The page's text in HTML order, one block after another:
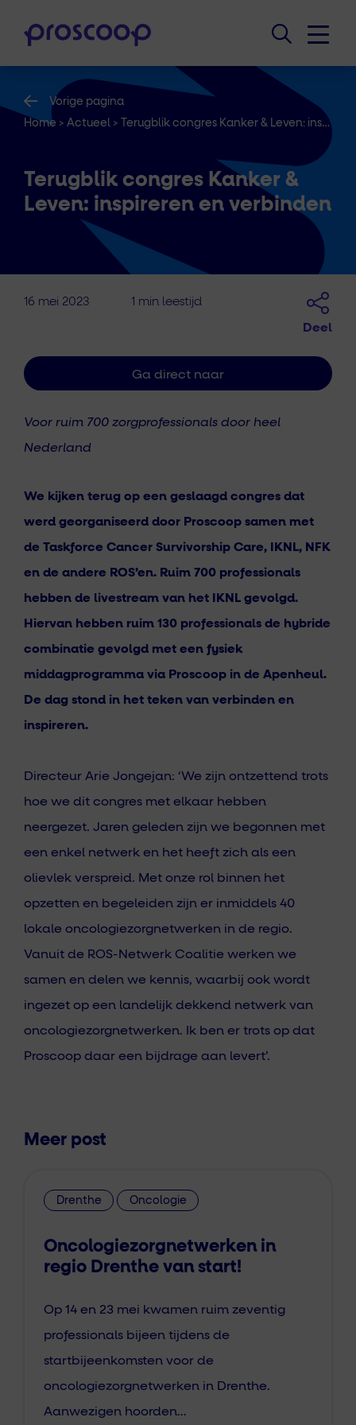
Vorige pagina
Home > Actueel > Terugblik congres Kanker & Leven: inspireren en verbinden
Terugblik congres Kanker &
Leven: inspireren en verbinden
16 mei 2023 1 min leestijd
Deel
Voor ruim 700 zorgprofessionals door heel
Nederland
We kijken terug op een geslaagd congres dat
werd georganiseerd door Proscoop samen met
de Taskforce Cancer Survivorship Care, IKNL, NFK
en de andere ROS’en. Ruim 700 professionals
hebben de livestream van het IKNL gevolgd.
Hiervan hebben ruim 130 professionals de hybride
combinatie gevolgd met een fysiek
middagprogramma via Proscoop in de Apenheul.
De dag stond in het teken van verbinden en
inspireren.
Directeur Arie Jongejan: ‘We zijn ontzettend trots
hoe we dit congres met elkaar hebben
neergezet. Jaren geleden zijn we begonnen met
een enkel netwerk en het heeft zich als een
olievlek verspreid. Met onze rol binnen het
opzetten en begeleiden zijn er inmiddels 40
lokale oncologiezorgnetwerken in de regio.
Vanuit de ROS-Netwerk Coalitie werken we
samen en delen we kennis, waarbij ook wordt
ingezet op een landelijk dekkend netwerk van
oncologiezorgnetwerken. Ik ben er trots op dat
Proscoop daar een bijdrage aan levert’.
Meer post
Drenthe Oncologie
Oncologiezorgnetwerken in
regio Drenthe van start!
Op 14 en 23 mei kwamen ruim zeventig
professionals bijeen tijdens de
startbijeenkomsten voor de
oncologiezorgnetwerken in Drenthe.
Aanwezigen hoorden…